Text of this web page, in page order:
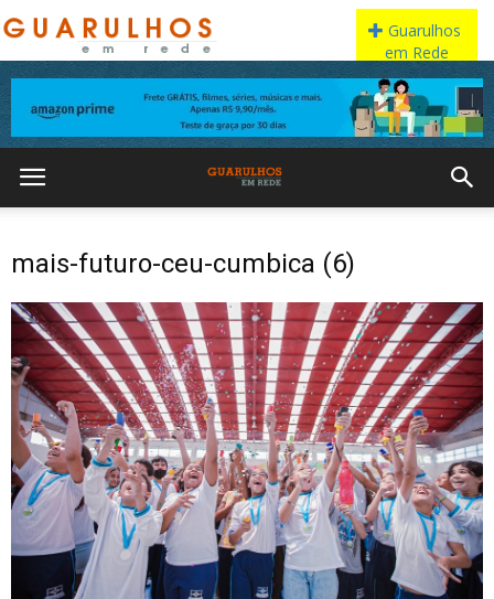
mais-futuro-ceu-cumbica (6)